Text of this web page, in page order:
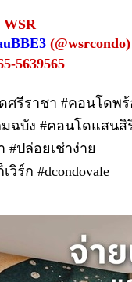
(@wsrcondo)
5639565
ศรีราชา #คอนโดพ
ฉบัง #คอนโดแสนสิ
#ปล่อยเช่าง่าย
วิร์ก #dcondovale